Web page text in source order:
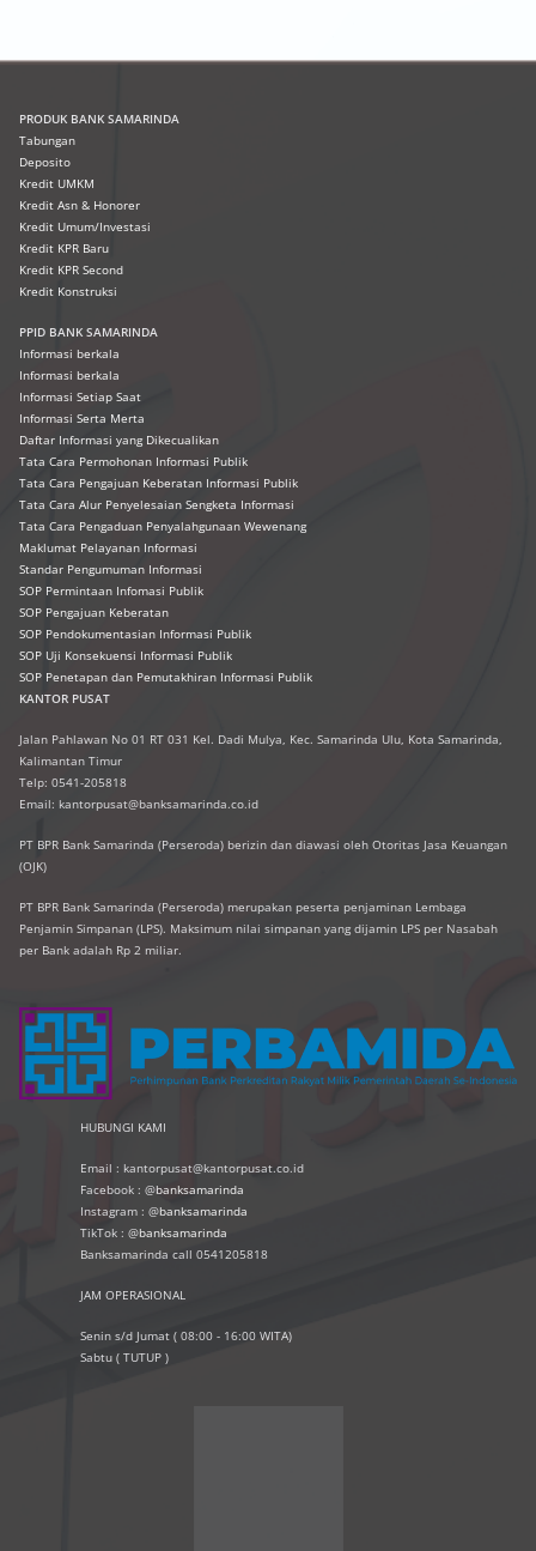
PRODUK BANK SAMARINDA
Tabungan
Deposito
Kredit UMKM
Kredit Asn & Honorer
Kredit Umum/Investasi
Kredit KPR Baru
Kredit KPR Second
Kredit Konstruksi
PPID BANK SAMARINDA
Informasi berkala
Informasi berkala
Informasi Setiap Saat
Informasi Serta Merta
Daftar Informasi yang Dikecualikan
Tata Cara Permohonan Informasi Publik
Tata Cara Pengajuan Keberatan Informasi Publik
Tata Cara Alur Penyelesaian Sengketa Informasi
Tata Cara Pengaduan Penyalahgunaan Wewenang
Maklumat Pelayanan Informasi
Standar Pengumuman Informasi
SOP Permintaan Infomasi Publik
SOP Pengajuan Keberatan
SOP Pendokumentasian Informasi Publik
SOP Uji Konsekuensi Informasi Publik
SOP Penetapan dan Pemutakhiran Informasi Publik
KANTOR PUSAT
Jalan Pahlawan No 01 RT 031 Kel. Dadi Mulya, Kec. Samarinda Ulu, Kota Samarinda,
Kalimantan Timur
Telp: 0541-205818
Email: kantorpusat@banksamarinda.co.id
PT BPR Bank Samarinda (Perseroda) berizin dan diawasi oleh Otoritas Jasa Keuangan
(OJK)
PT BPR Bank Samarinda (Perseroda) merupakan peserta penjaminan Lembaga
Penjamin Simpanan (LPS). Maksimum nilai simpanan yang dijamin LPS per Nasabah
per Bank adalah Rp 2 miliar.
HUBUNGI KAMI
Email : kantorpusat@kantorpusat.co.id
Facebook : @banksamarinda
Instagram : @banksamarinda
TikTok : @banksamarinda
Banksamarinda call 0541205818
JAM OPERASIONAL
Senin s/d Jumat ( 08:00 - 16:00 WITA)
Sabtu ( TUTUP )